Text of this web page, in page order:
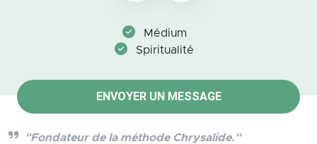
Médium
Spiritualité
ENVOYER UN MESSAGE
"Fondateur de la méthode Chrysalide."